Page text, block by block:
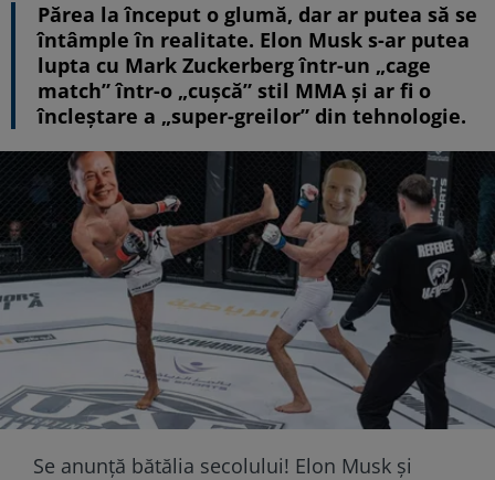
Părea la început o glumă, dar ar putea să se
întâmple în realitate. Elon Musk s-ar putea
lupta cu Mark Zuckerberg într-un „cage
match” într-o „cușcă” stil MMA și ar fi o
încleștare a „super-greilor” din tehnologie.
Se anunţă bătălia secolului! Elon Musk și